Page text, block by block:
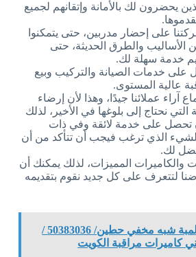
يحضرون لك بالأمانة وإتقانهم لجميع
على إحضار مدربين، حتى يتمكنوا
الأساليب والطرق الحديثة، حتى
خدمة سهلة لك.
على خدمات الصيانة والتركيب وبيع
عالية المستوى.
عملائنا جيدًا، وهذا لأن إرضاء
التي نحتاج إلى بلوغها في الأخير، لذلك
تحصل على خدمة لائقة وفي ذات
الذي ترغب فيجب أن تتأكد من أن
لك.
والكاميرات المميزات، لذلك يمكنك أن
لتتعرف على كل جديد نقوم بتقديمه
كاميرا لمبة شبه مخفي حطين/ 50383036 /
كاميرات مراقبة الكويت